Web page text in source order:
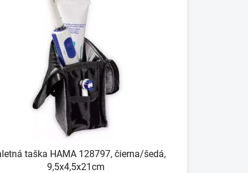
taška HAMA 128797, čierna/šedá,
9,5x4,5x21cm